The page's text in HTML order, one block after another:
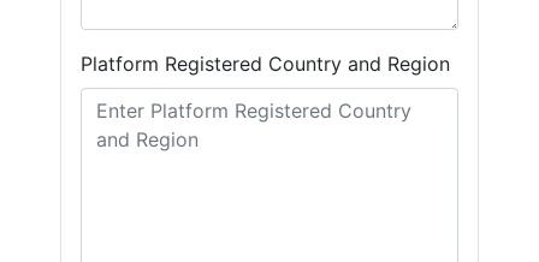
Platform Registered Country and Region